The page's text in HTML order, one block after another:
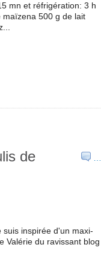
mn et réfrigération: 3 h
500 g de lait
…
de
inspirée d'un maxi-
Valérie du ravissant blog